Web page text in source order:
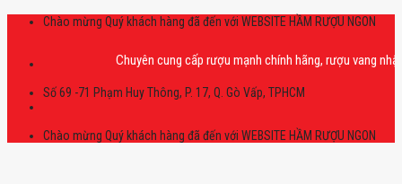
Skip
Chào mừng Quý khách hàng đã đến với WEBSITE HẦM RƯỢU NGON
Chuyên cung cấp rượu mạnh chính hãng, rượu vang nhập
Số 69 -71 Phạm Huy Thông, P. 17, Q. Gò Vấp, TPHCM
Chào mừng Quý khách hàng đã đến với WEBSITE HẦM RƯỢU NGON